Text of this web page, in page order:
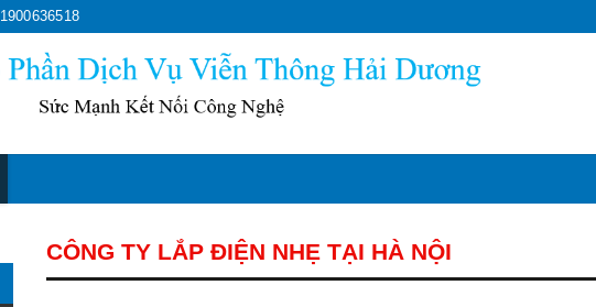
1900636518
CÔNG TY LẮP ĐIỆN NHẸ TẠI HÀ NỘI